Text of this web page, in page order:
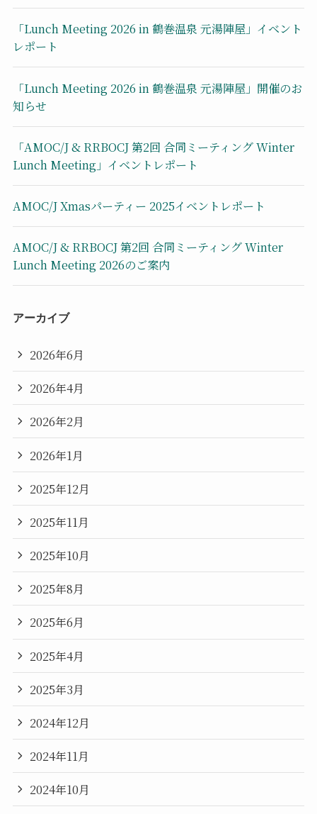
「Lunch Meeting 2026 in 鶴巻温泉 元湯陣屋」イベント
レポート
「Lunch Meeting 2026 in 鶴巻温泉 元湯陣屋」開催のお
知らせ
「AMOC/J & RRBOCJ 第2回 合同ミーティング Winter
Lunch Meeting」イベントレポート
AMOC/J Xmasパーティー 2025イベントレポート
AMOC/J & RRBOCJ 第2回 合同ミーティング Winter
Lunch Meeting 2026のご案内
アーカイブ
2026年6月
2026年4月
2026年2月
2026年1月
2025年12月
2025年11月
2025年10月
2025年8月
2025年6月
2025年4月
2025年3月
2024年12月
2024年11月
2024年10月